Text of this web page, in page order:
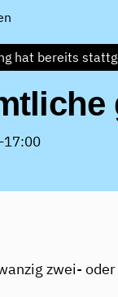
hat bereits
17:00
zwei-